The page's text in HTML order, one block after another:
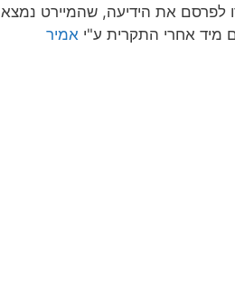
לפרסם את הידיעה, שהמיירט נמצא
אחרי התקרית ע"י אמיר